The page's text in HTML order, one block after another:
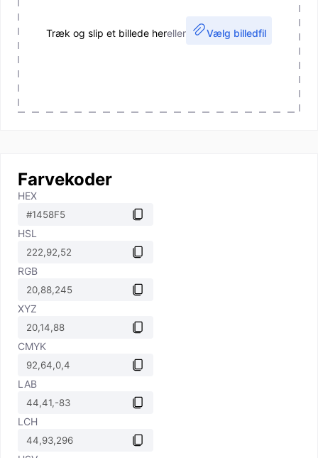
Træk og slip et billede hereller Vælg billedfil
Farvekoder
HEX
HSL
RGB
XYZ
CMYK
LAB
LCH